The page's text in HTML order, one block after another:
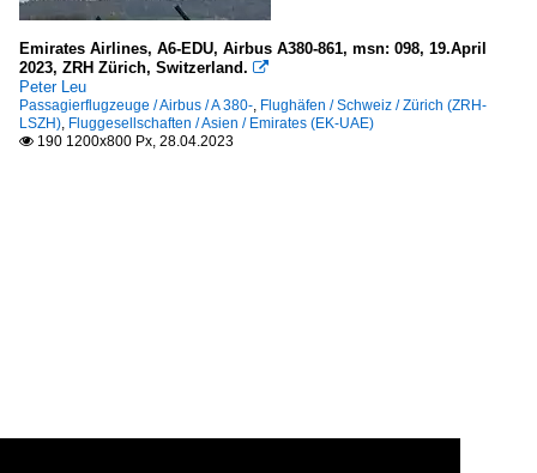
Emirates Airlines, A6-EDU, Airbus A380-861, msn: 098, 19.April
2023, ZRH Zürich, Switzerland. 
Peter Leu
Passagierflugzeuge / Airbus / A 380-, Flughäfen / Schweiz / Zürich (ZRH-
LSZH), Fluggesellschaften / Asien / Emirates (EK-UAE)
 190 1200x800 Px, 28.04.2023